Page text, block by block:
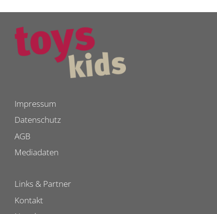
Impressum
Datenschutz
AGB
Mediadaten
Links & Partner
Kontakt